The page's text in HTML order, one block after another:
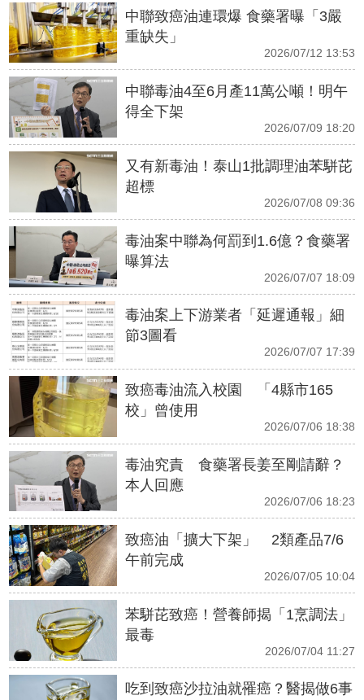
中聯致癌油連環爆 食藥署曝「3嚴
重缺失」
2026/07/12 13:53
中聯毒油4至6月產11萬公噸！明午
得全下架
2026/07/09 18:20
又有新毒油！泰山1批調理油苯駢芘
超標
2026/07/08 09:36
毒油案中聯為何罰到1.6億？食藥署
曝算法
2026/07/07 18:09
毒油案上下游業者「延遲通報」細
節3圖看
2026/07/07 17:39
致癌毒油流入校園 「4縣市165
校」曾使用
2026/07/06 18:38
毒油究責 食藥署長姜至剛請辭？
本人回應
2026/07/06 18:23
致癌油「擴大下架」 2類產品7/6
午前完成
2026/07/05 10:04
苯駢芘致癌！營養師揭「1烹調法」
最毒
2026/07/04 11:27
吃到致癌沙拉油就罹癌？醫揭做6事